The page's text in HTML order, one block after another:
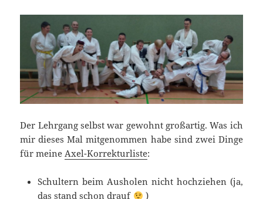
Der Lehrgang selbst war gewohnt großartig. Was ich
mir dieses Mal mitgenommen habe sind zwei Dinge
für meineAxel-Korrekturliste:
Schultern beim Ausholen nicht hochziehen (ja,
das stand schon drauf
)